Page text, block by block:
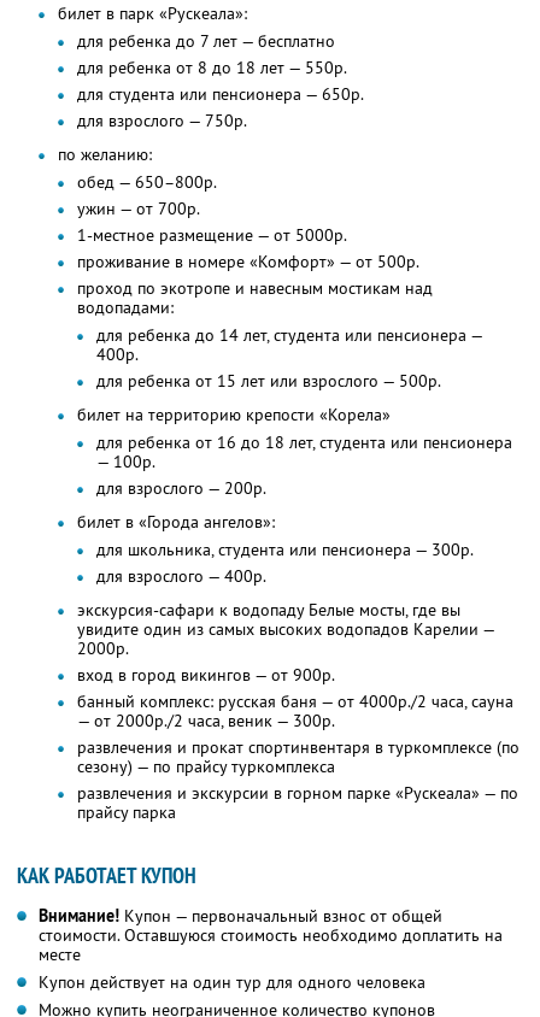
билет в парк «Рускеала»:
для ребенка до 7 лет — бесплатно
для ребенка от 8 до 18 лет — 550р.
для студента или пенсионера — 650р.
для взрослого — 750р.
по желанию:
обед — 650–800р.
ужин — от 700р.
1-местное размещение — от 5000р.
проживание в номере «Комфорт» — от 500р.
проход по экотропе и навесным мостикам над
водопадами:
для ребенка до 14 лет, студента или пенсионера —
400р.
для ребенка от 15 лет или взрослого — 500р.
билет на территорию крепости «Корела»
для ребенка от 16 до 18 лет, студента или пенсионера
— 100р.
для взрослого — 200р.
билет в «Города ангелов»:
для школьника, студента или пенсионера — 300р.
для взрослого — 400р.
экскурсия-сафари к водопаду Белые мосты, где вы
увидите один из самых высоких водопадов Карелии —
2000р.
вход в город викингов — от 900р.
банный комплекс: русская баня — от 4000р./2 часа, сауна
— от 2000р./2 часа, веник — 300р.
развлечения и прокат спортинвентаря в туркомплексе (по
сезону) — по прайсу туркомплекса
развлечения и экскурсии в горном парке «Рускеала» — по
прайсу парка
КАК РАБОТАЕТ КУПОН
Внимание! Купон — первоначальный взнос от общей
стоимости. Оставшуюся стоимость необходимо доплатить на
месте
Купон действует на один тур для одного человека
Можно купить неограниченное количество купонов